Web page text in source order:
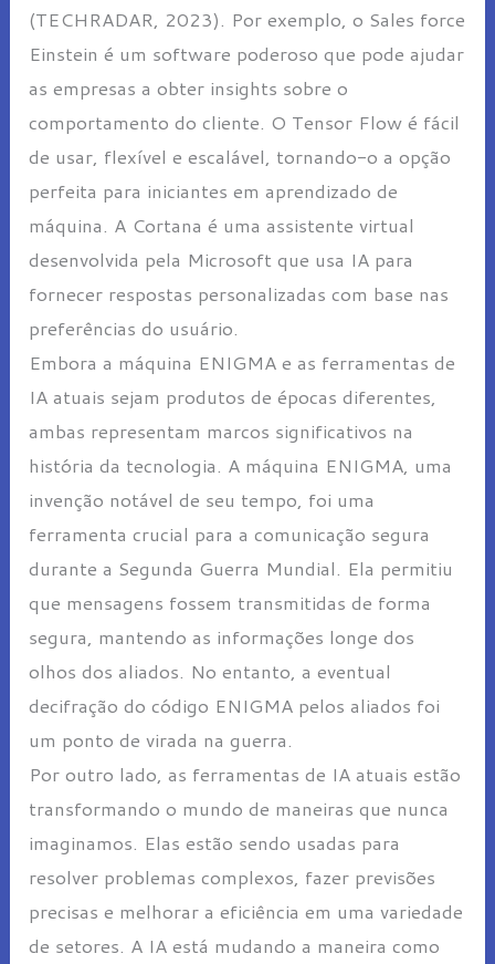
(TECHRADAR, 2023). Por exemplo, o Sales force
Einstein é um software poderoso que pode ajudar
as empresas a obter insights sobre o
comportamento do cliente. O Tensor Flow é fácil
de usar, flexível e escalável, tornando-o a opção
perfeita para iniciantes em aprendizado de
máquina. A Cortana é uma assistente virtual
desenvolvida pela Microsoft que usa IA para
fornecer respostas personalizadas com base nas
preferências do usuário.
Embora a máquina ENIGMA e as ferramentas de
IA atuais sejam produtos de épocas diferentes,
ambas representam marcos significativos na
história da tecnologia. A máquina ENIGMA, uma
invenção notável de seu tempo, foi uma
ferramenta crucial para a comunicação segura
durante a Segunda Guerra Mundial. Ela permitiu
que mensagens fossem transmitidas de forma
segura, mantendo as informações longe dos
olhos dos aliados. No entanto, a eventual
decifração do código ENIGMA pelos aliados foi
um ponto de virada na guerra.
Por outro lado, as ferramentas de IA atuais estão
transformando o mundo de maneiras que nunca
imaginamos. Elas estão sendo usadas para
resolver problemas complexos, fazer previsões
precisas e melhorar a eficiência em uma variedade
de setores. A IA está mudando a maneira como